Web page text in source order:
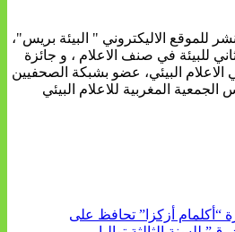
للموقع الاليكتروني " البيئة بريس"،
في صنف الاعلام ، و جائزة
البيئي، عضو بشبكة الصحفيين
المغربية للاعلام البيئي